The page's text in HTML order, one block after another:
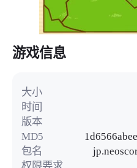
游戏信息
大小
时间
版本
MD5
包名
权限要求